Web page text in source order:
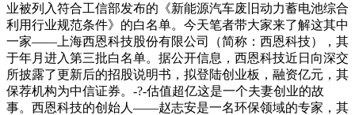
业被列入符合工信部发布的《新能源汽车废旧动力蓄电池综合
利用行业规范条件》的白名单。今天笔者带大家来了解这其中
一家——上海西恩科技股份有限公司（简称：西恩科技），其
于年月进入第三批白名单。据公开信息，西恩科技近日向深交
所披露了更新后的招股说明书，拟登陆创业板，融资亿元，其
保荐机构为中信证券。-?-估值超亿这是一个夫妻创业的故
事。西恩科技的创始人——赵志安是一名环保领域的专家，其